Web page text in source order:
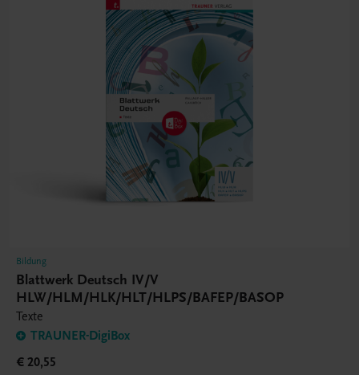
Bildung
Blattwerk Deutsch IV/V
HLW/HLM/HLK/HLT/HLPS/BAFEP/BASOP
Texte
TRAUNER-DigiBox
€ 20,55